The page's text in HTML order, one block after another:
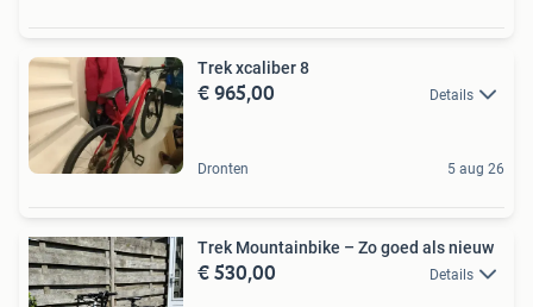
Trek xcaliber 8
€ 965,00 Details
Dronten 5 aug 26
Trek Mountainbike – Zo goed als nieuw
€ 530,00 Details